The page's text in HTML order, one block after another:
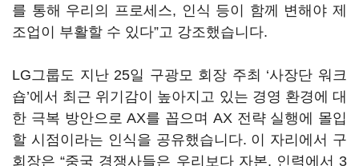
를 통해 우리의 프로세스, 인식 등이 함께 변해야 제
조업이 부활할 수 있다”고 강조했습니다.
LG그룹도 지난 25일 구광모 회장 주최 ‘사장단 워크
숍’에서 최근 위기감이 높아지고 있는 경영 환경에 대
한 극복 방안으로AX를 꼽으며 AX 전략 실행에 몰입
할 시점이라는 인식을 공유했습니다. 이 자리에서 구
회장은“중국 경쟁사들은 우리보다 자본, 인력에서 3